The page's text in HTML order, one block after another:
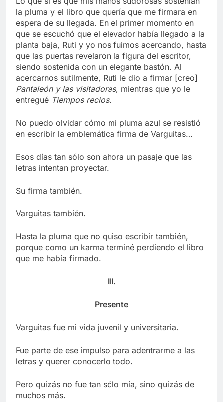
la pluma y el libro que quería que me firmara en
espera de su llegada. En el primer momento en
que se escuchó que el elevador había llegado a la
planta baja, Ruti y yo nos fuimos acercando, hasta
que las puertas revelaron la figura del escritor,
siendo sostenida con un elegante bastón. Al
acercarnos sutilmente, Ruti le dio a firmar [creo]
Pantaleón y las visitadoras, mientras que yo le
entregué Tiempos recios.
No puedo olvidar cómo mi pluma azul se resistió
en escribir la emblemática firma de Varguitas…
Esos días tan sólo son ahora un pasaje que las
letras intentan proyectar.
Su firma también.
Varguitas también.
Hasta la pluma que no quiso escribir también,
porque como un karma terminé perdiendo el libro
que me había firmado.
III.
Presente
Varguitas fue mi vida juvenil y universitaria.
Fue parte de ese impulso para adentrarme a las
letras y querer conocerlo todo.
Pero quizás no fue tan sólo mía, sino quizás de
muchos más.